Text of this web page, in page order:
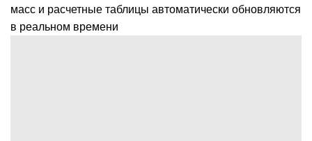
масс и расчетные таблицы автоматически обновляются
в реальном времени